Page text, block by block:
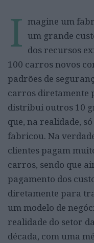
I magine um
um grande
dos recursos
100 carros novos
padrões de
carros diretamente
distribui outros 10
que, na realidade,
fabricou. Na
clientes pagam
carros, sendo que
pagamento dos
diretamente para
um modelo de
realidade do setor
década, com uma